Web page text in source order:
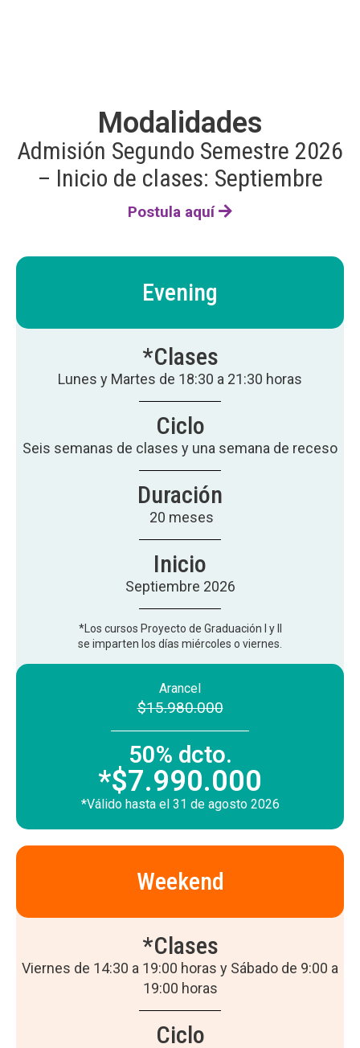
Modalidades
Admisión Segundo Semestre 2026
– Inicio de clases: Septiembre
Postula aquí
Evening
*Clases
Lunes y Martes de 18:30 a 21:30 horas
Ciclo
Seis semanas de clases y una semana de receso
Duración
20 meses
Inicio
Septiembre 2026
*Los cursos Proyecto de Graduación I y II
se imparten los días miércoles o viernes.
Arancel
$15.980.000
50% dcto.
*$7.990.000
*Válido hasta el 31 de agosto 2026
Weekend
*Clases
Viernes de 14:30 a 19:00 horas y Sábado de 9:00 a
19:00 horas
Ciclo